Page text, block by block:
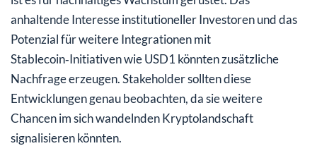
anhaltende Interesse institutioneller Investoren und das
Potenzial für weitere Integrationen mit
Stablecoin‑Initiativen wie USD1 könnten zusätzliche
Nachfrage erzeugen. Stakeholder sollten diese
Entwicklungen genau beobachten, da sie weitere
Chancen im sich wandelnden Kryptolandschaft
signalisieren könnten.